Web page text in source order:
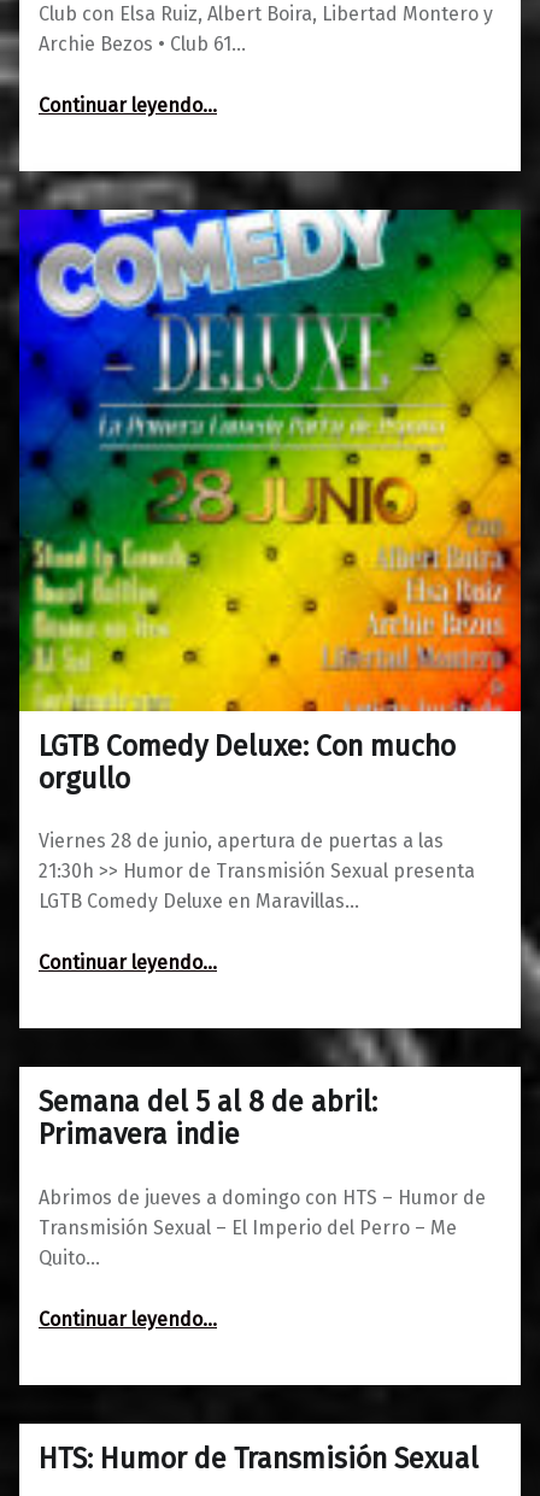
Club con Elsa Ruiz, Albert Boira, Libertad Montero y
Archie Bezos • Club 61…
Continuar leyendo“Agenda del 27 al 29 de junio: Amistades…”
…
LGTB Comedy Deluxe: Con mucho
orgullo
Viernes 28 de junio, apertura de puertas a las
21:30h >> Humor de Transmisión Sexual presenta
LGTB Comedy Deluxe en Maravillas…
Continuar leyendo“LGTB Comedy Deluxe: Con mucho orgullo”
…
11/06/2019
0
Maravillas
Semana del 5 al 8 de abril:
Primavera indie
Abrimos de jueves a domingo con HTS – Humor de
Transmisión Sexual – El Imperio del Perro – Me
Quito…
Continuar leyendo“Semana del 5 al 8 de abril: Primavera indie”
…
03/04/2018
0
Maravillas
HTS: Humor de Transmisión Sexual
30/03/20180
Maravillas